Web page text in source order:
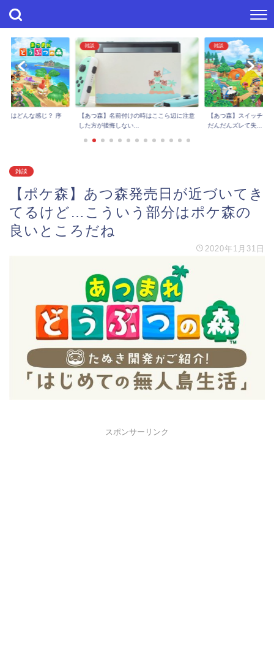
捗はどんな感じ？ 序
雑談
【あつ森】名前付けの時はここら辺に注意
した方が後悔しない...
雑談
【あつ森】スイッチで
だんだんズレて失...
雑談
【ポケ森】あつ森発売日が近づいてき
てるけど…こういう部分はポケ森の
良いところだね
2020年1月31日
スポンサーリンク